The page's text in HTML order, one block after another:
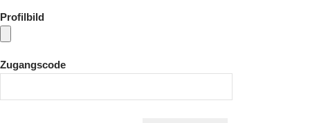
Profilbild
Zugangscode